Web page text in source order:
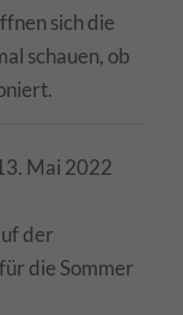
sich die
schauen, ob
Mai 2022
der
die Sommer